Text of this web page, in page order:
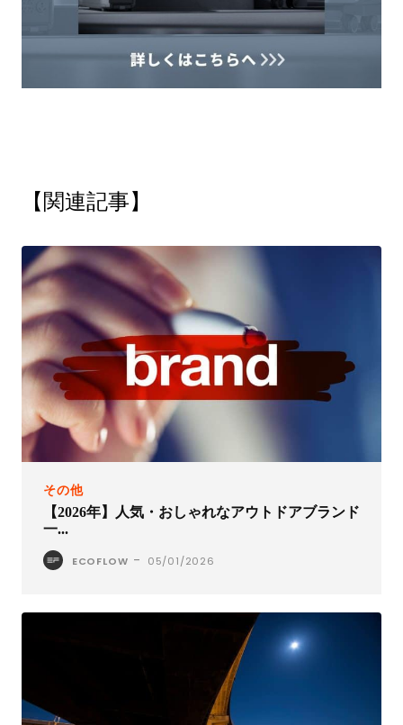
【関連記事】
その他
【2026年】人気・おしゃれなアウトドアブランド
一...
ECOFLOW - 05/01/2026